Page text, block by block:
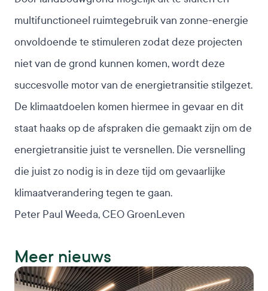
multifunctioneel ruimtegebruik van zonne-energie
onvoldoende te stimuleren zodat deze projecten
niet van de grond kunnen komen, wordt deze
succesvolle motor van de energietransitie stilgezet.
De klimaatdoelen komen hiermee in gevaar en dit
staat haaks op de afspraken die gemaakt zijn om de
energietransitie juist te versnellen. Die versnelling
die juist zo nodig is in deze tijd om gevaarlijke
klimaatverandering tegen te gaan.
Peter Paul Weeda, CEO GroenLeven
Meer nieuws